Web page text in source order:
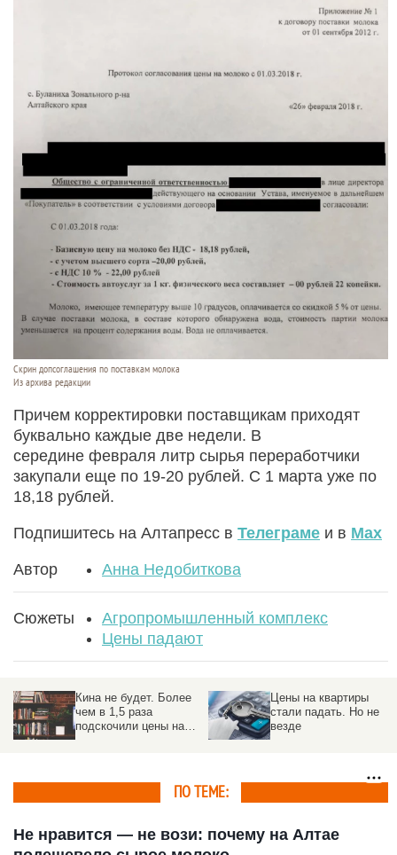
Скрин допсоглашения по поставкам молока
Из архива редакции
Причем корректировки поставщикам приходят
буквально каждые две недели. В
середине февраля литр сырья переработчики
закупали еще по 19-20 рублей. С 1 марта уже по
18,18 рублей.
Подпишитесь на Алтапресс в Телеграме и в Max
Автор Анна Недобиткова
Сюжеты
Агропромышленный комплекс
Цены падают
Цены на квартиры
стали падать. Но не
везде
Картофель в
алтайском городе
подорожал на 35%, но
ПО ТЕМЕ:
Не нравится — не вози: почему на Алтае